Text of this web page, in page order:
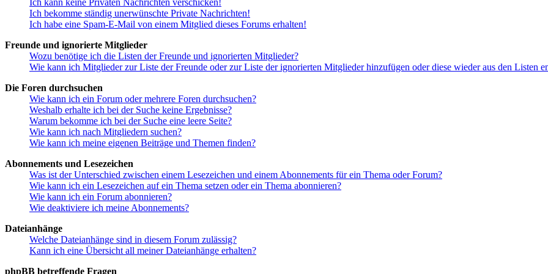
Ich bekomme ständig unerwünschte Private Nachrichten!
Ich habe eine Spam-E-Mail von einem Mitglied dieses Forums erhalten!
Freunde und ignorierte Mitglieder
Wozu benötige ich die Listen der Freunde und ignorierten Mitglieder?
Wie kann ich Mitglieder zur Liste der Freunde oder zur Liste der ignorierten Mitglieder hinzufügen oder diese wieder aus den Listen
Die Foren durchsuchen
Wie kann ich ein Forum oder mehrere Foren durchsuchen?
Weshalb erhalte ich bei der Suche keine Ergebnisse?
Warum bekomme ich bei der Suche eine leere Seite?
Wie kann ich nach Mitgliedern suchen?
Wie kann ich meine eigenen Beiträge und Themen finden?
Abonnements und Lesezeichen
Was ist der Unterschied zwischen einem Lesezeichen und einem Abonnements für ein Thema oder Forum?
Wie kann ich ein Lesezeichen auf ein Thema setzen oder ein Thema abonnieren?
Wie kann ich ein Forum abonnieren?
Wie deaktiviere ich meine Abonnements?
Dateianhänge
Welche Dateianhänge sind in diesem Forum zulässig?
Kann ich eine Übersicht all meiner Dateianhänge erhalten?
phpBB betreffende Fragen